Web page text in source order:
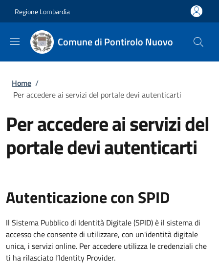
Regione Lombardia
Comune di Pontirolo Nuovo
Briciole di pane
Home /
Per accedere ai servizi del portale devi autenticarti
Per accedere ai servizi del
portale devi autenticarti
Autenticazione con SPID
Il Sistema Pubblico di Identità Digitale (SPID) è il sistema di
accesso che consente di utilizzare, con un'identità digitale
unica, i servizi online. Per accedere utilizza le credenziali che
ti ha rilasciato l’Identity Provider.